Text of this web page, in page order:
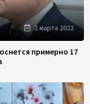
2 марта 2022
примерно 17